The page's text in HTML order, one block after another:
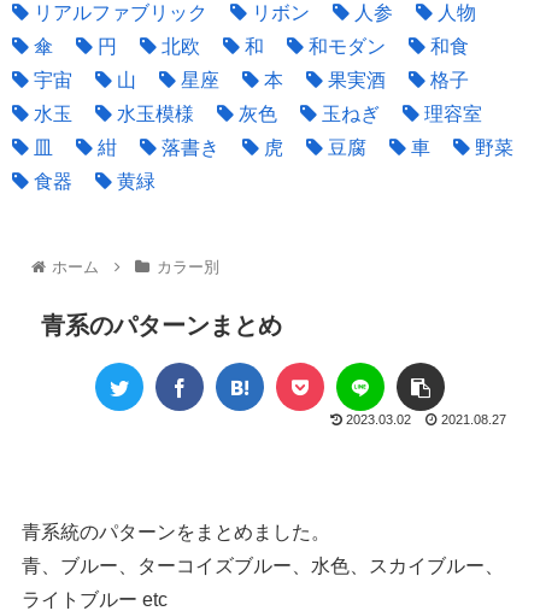
リアルファブリック
リボン 人参
人物
傘
円 北欧 和 和モダン
和食
宇宙
山 星座 本 果実酒
格子
水玉
水玉模様 灰色 玉ねぎ
理容室
皿
紺 落書き 虎 豆腐 車
野菜
食器
黄緑
ホーム カラー別
青系のパターンまとめ
2023.03.02 2021.08.27
青系統のパターンをまとめました。
青、ブルー、ターコイズブルー、水色、スカイブルー、
ライトブルー etc